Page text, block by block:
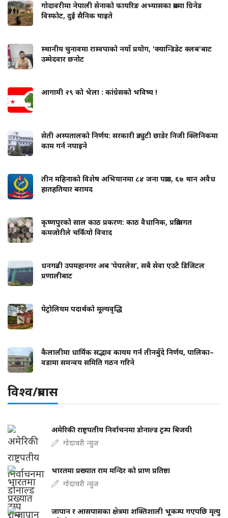
गोदावरीमा नेपाली सेनाको फायरिङ अभ्यासका क्रममा ग्रिनेड
विस्फोट, दुई सैनिक घाइते
स्थानीय चुनावमा रास्वपाको नयाँ प्रयोग, 'क्यान्डिडेट क्लब'बाट
उम्मेदवार छनोट
आगामी २९ को भेला : कांग्रेसको भविष्य !
सेती अस्पतालको निर्णय: सरकारी ड्युटी छाडेर निजी क्लिनिकमा
काम गर्न नपाइने
तीन महिनाको विशेष अभियानमा ८४ जना पक्राउ, ६७ थान अवैध
हातहतियार बरामद
कृष्णपुरको साल काठ प्रकरण: काठ वैधानिक, प्रक्रियागत
कमजोरीले चर्कियो विवाद
धनगढी उपमहानगर अब ‘पेपरलेस’, सबै सेवा एउटै डिजिटल
प्रणालीबाट
पेट्रोलियम पदार्थको मूल्यवृद्धि
कैलालीमा धार्मिक सद्भाव कायम गर्न तीनबुँदे निर्णय, पालिका–
वडामा समन्वय समिति गठन गरिने
विश्व/प्रबास
अमेरिकी राष्ट्रपतीय निर्वाचनमा डोनाल्ड ट्रम्प बिजयी
गोदावरी न्युज
भारतमा प्रख्यात राम मन्दिर को प्राण प्रतिष्ठा
गोदावरी न्युज
जापान र आसपासका क्षेत्रमा शक्तिशाली भूकम्प गएपछि मृत्यु